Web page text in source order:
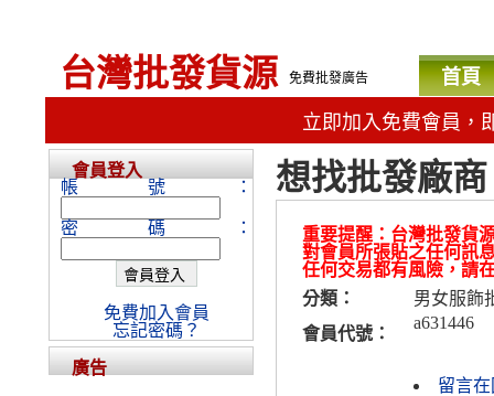
台灣批發貨源 免費批發廣告 首頁
立即加入免費會員，
想找批發廠
重要提醒：台灣批發貨
對會員所張貼之任何訊
任何交易都有風險，請
分類：
男女服飾
會員代號：
a631446
留言
會員登入
帳號：
密碼：
免費加入會員
忘記密碼？
廣告